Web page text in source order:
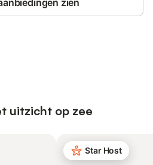
zien
uitzicht op zee
Star Host